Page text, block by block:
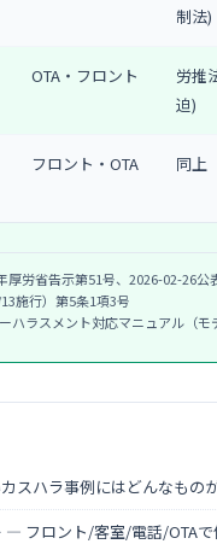
制法)
OTA・フロント
労推
迫)
フロント・OTA 同上
労省告示第51号、2026-02-26公表
施行）第5条1項3号
ハラスメント対応マニュアル（モ
スハラ事例にはどんなもの
― フロント/客室/電話/OTA